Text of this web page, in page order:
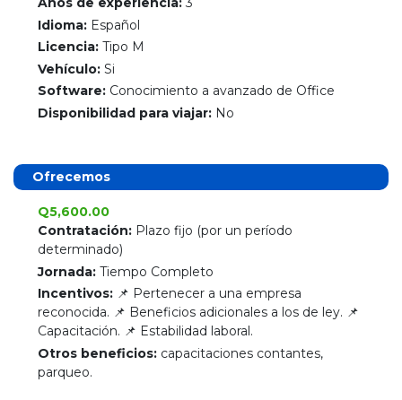
Idioma: Español
Licencia: Tipo M
Vehículo: Si
Software: Conocimiento a avanzado de Office
Disponibilidad para viajar: No
Ofrecemos
Q5,600.00
Contratación: Plazo fijo (por un período
determinado)
Jornada: Tiempo Completo
Incentivos: 📌 Pertenecer a una empresa
reconocida. 📌 Beneficios adicionales a los de ley. 📌
Capacitación. 📌 Estabilidad laboral.
Otros beneficios: capacitaciones contantes,
parqueo.